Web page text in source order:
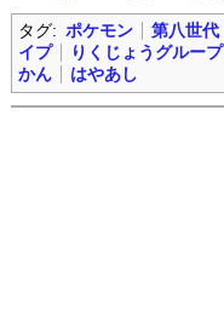
タグ: ポケモン 第八世代
イプ
りくじょうグループ
かん
はやあし